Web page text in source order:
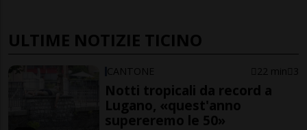
ULTIME NOTIZIE TICINO
CANTONE 22 min 3
Notti tropicali da record a
Lugano, «quest'anno
supereremo le 50»